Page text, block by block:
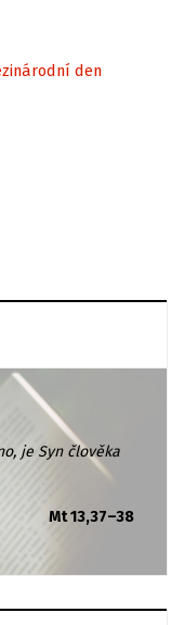
den
je Syn člověka
Mt 13,37–38